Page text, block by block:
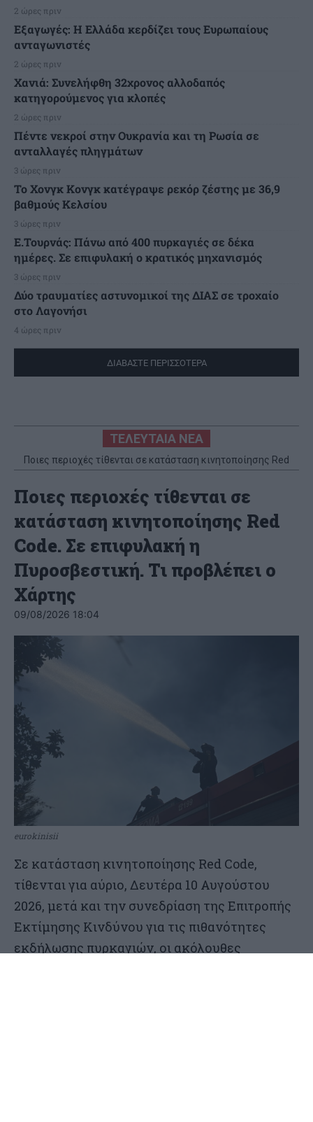
2 ώρες πριν
Εξαγωγές: Η Ελλάδα κερδίζει τους Ευρωπαίους
ανταγωνιστές
2 ώρες πριν
Χανιά: Συνελήφθη 32χρονος αλλοδαπός
κατηγορούμενος για κλοπές
2 ώρες πριν
Πέντε νεκροί στην Ουκρανία και τη Ρωσία σε
ανταλλαγές πληγμάτων
3 ώρες πριν
Το Χονγκ Κονγκ κατέγραψε ρεκόρ ζέστης με 36,9
βαθμούς Κελσίου
3 ώρες πριν
Ε.Τουρνάς: Πάνω από 400 πυρκαγιές σε δέκα
ημέρες. Σε επιφυλακή ο κρατικός μηχανισμός
3 ώρες πριν
Δύο τραυματίες αστυνομικοί της ΔΙΑΣ σε τροχαίο
στο Λαγονήσι
4 ώρες πριν
ΔΙΑΒΑΣΤΕ ΠΕΡΙΣΣΟΤΕΡΑ